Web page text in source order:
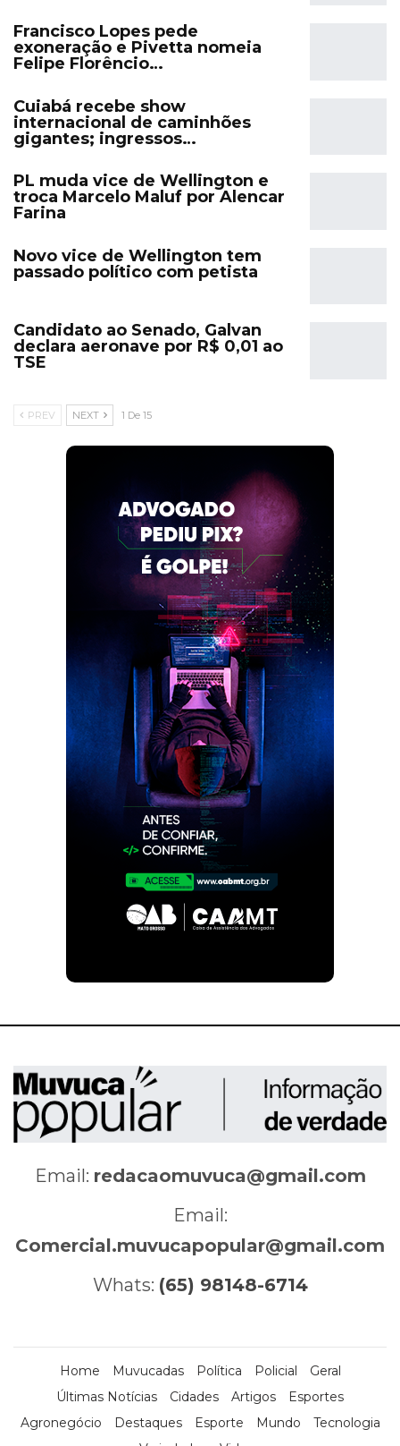
Francisco Lopes pede
exoneração e Pivetta nomeia
Felipe Florêncio…
Cuiabá recebe show
internacional de caminhões
gigantes; ingressos…
PL muda vice de Wellington e
troca Marcelo Maluf por Alencar
Farina
Novo vice de Wellington tem
passado político com petista
Candidato ao Senado, Galvan
declara aeronave por R$ 0,01 ao
TSE
PREV NEXT 1 De 15
Email: redacaomuvuca@gmail.com
Email:
Comercial.muvucapopular@gmail.com
Whats: (65) 98148-6714
Home Muvucadas Política Policial
Geral
Últimas Notícias
Cidades Artigos
Esportes
Agronegócio
Destaques Esporte Mundo
Tecnologia